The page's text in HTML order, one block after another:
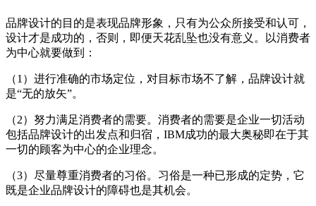
品牌设计的目的是表现品牌形象，只有为公众所接受和认可，
设计才是成功的，否则，即便天花乱坠也没有意义。以消费者
为中心就要做到：
（1）进行准确的市场定位，对目标市场不了解，品牌设计就
是“无的放矢”。
（2）努力满足消费者的需要。消费者的需要是企业一切活动
包括品牌设计的出发点和归宿，IBM成功的最大奥秘即在于其
一切的顾客为中心的企业理念。
（3）尽量尊重消费者的习俗。习俗是一种已形成的定势，它
既是企业品牌设计的障碍也是其机会。